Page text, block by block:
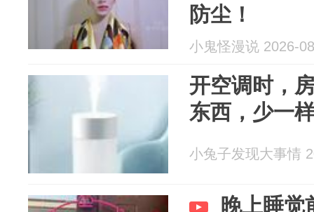
防尘！
小鬼怪漫说 2026-
开空调时，
东西，少一
小兔子发现大事情
晚上睡觉